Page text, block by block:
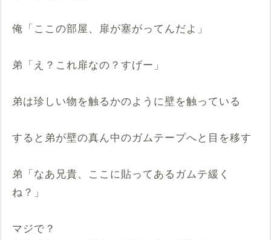
俺「ここの部屋、扉が塞がってんだよ」
弟「え？これ扉なの？すげー」
弟は珍しい物を触るかのように壁を触っている
すると弟が壁の真ん中のガムテープへと目を移す
弟「なあ兄貴、ここに貼ってあるガムテ緩く
ね？」
マジで？